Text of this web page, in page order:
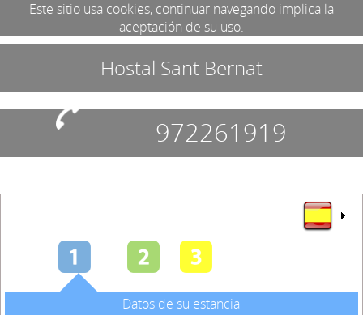
Este sitio usa cookies, continuar navegando implica la
aceptación de su uso.
Hostal Sant Bernat
972261919
Datos de su estancia